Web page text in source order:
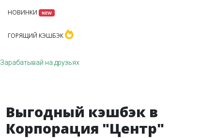
НОВИНКИ NEW
ГОРЯЩИЙ КЭШБЭК
Зарабатывай на друзьях
Выгодный кэшбэк в
Корпорация "Центр"